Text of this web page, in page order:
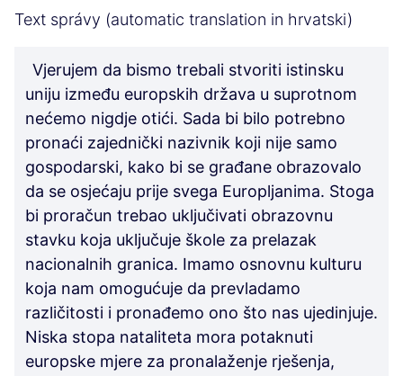
Text správy (automatic translation in hrvatski)
Vjerujem da bismo trebali stvoriti istinsku
uniju između europskih država u suprotnom
nećemo nigdje otići. Sada bi bilo potrebno
pronaći zajednički nazivnik koji nije samo
gospodarski, kako bi se građane obrazovalo
da se osjećaju prije svega Europljanima. Stoga
bi proračun trebao uključivati obrazovnu
stavku koja uključuje škole za prelazak
nacionalnih granica. Imamo osnovnu kulturu
koja nam omogućuje da prevladamo
različitosti i pronađemo ono što nas ujedinjuje.
Niska stopa nataliteta mora potaknuti
europske mjere za pronalaženje rješenja,